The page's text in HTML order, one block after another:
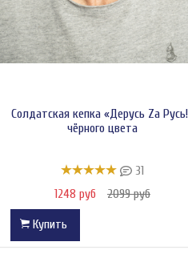
Солдатская кепка «Дерусь Zа
чёрного цвета
31
1248 руб
2099 руб
Купить